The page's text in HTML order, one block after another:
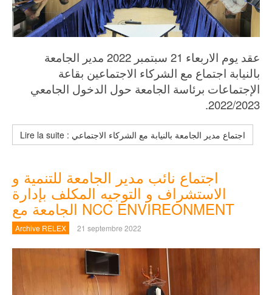
عقد يوم الاربعاء 21 سبتمبر 2022 مدير الجامعة
بالنيابة اجتماع مع الشركاء الاجتماعين بقاعة
الإجتماعات برئاسة الجامعة حول الدخول الجامعي
2022/2023.
Lire la suite : اجتماع مدير الجامعة بالنيابة مع الشركاء الاجتماعي
اجتماع نائب مدير الجامعة للتنمية و
الاستشراف و التوجيه المكلف بإدارة
الجامعة مع NCC ENVIREONMENT
Archive RELEX 21 septembre 2022